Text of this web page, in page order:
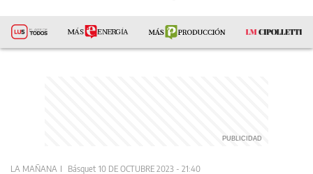
LA MAÑANA Básquet 10 DE OCTUBRE 2023 - 21:40